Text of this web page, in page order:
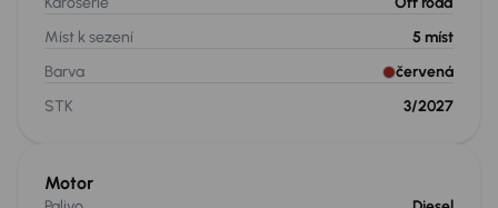
Míst k sezení
5 míst
Barva
červená
STK
3/2027
Motor